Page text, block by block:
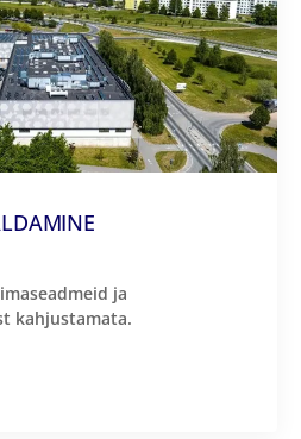
ja
kahjustamata.